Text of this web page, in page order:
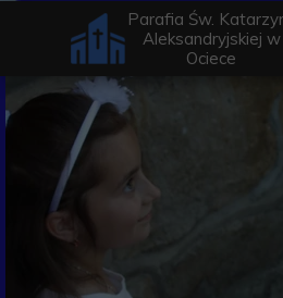
Parafia Św.
Aleksandryjskiej w
Ociece